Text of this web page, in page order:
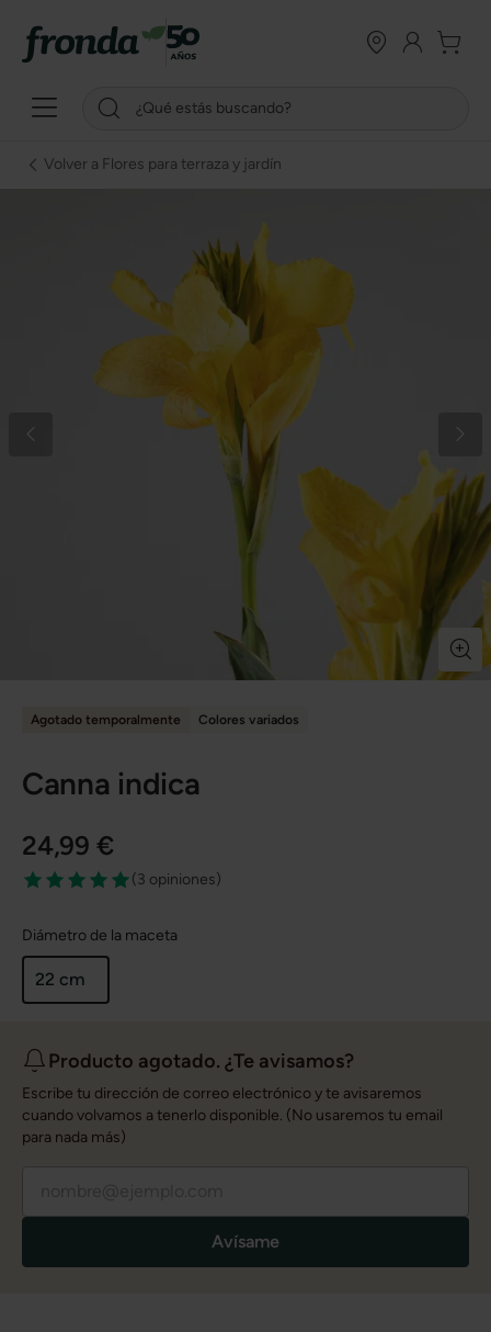
Volver a Flores para terraza y jardín
Agotado temporalmente Colores variados
Canna indica
24,99 €
(3 opiniones)
Diámetro de la maceta
22 cm
Producto agotado. ¿Te avisamos?
Escribe tu dirección de correo electrónico y te avisaremos
cuando volvamos a tenerlo disponible. (No usaremos tu email
para nada más)
Avísame